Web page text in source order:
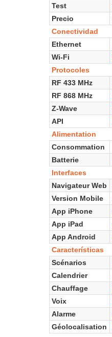
Test
Precio
Conectividad
Ethernet
Wi-Fi
Protocoles
RF 433 MHz
RF 868 MHz
Z-Wave
API
Alimentation
Consommation
Batterie
Interfaces
Navigateur Web
Version Mobile
App iPhone
App iPad
App Android
Características
Scénarios
Calendrier
Chauffage
Voix
Alarme
Géolocalisation